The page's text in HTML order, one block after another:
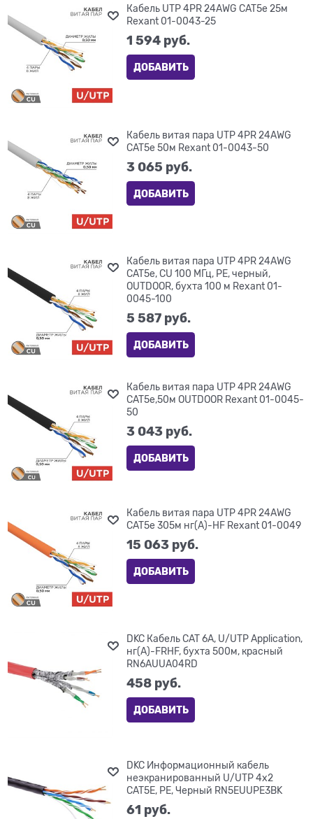
Кабель UTP 4PR 24AWG CAT5e 25м
Rexant 01-0043-25
1 594 руб.
ДОБАВИТЬ
Кабель витая пара UTP 4PR 24AWG
CAT5e 50м Rexant 01-0043-50
3 065 руб.
ДОБАВИТЬ
Кабель витая пара UTP 4PR 24AWG
CAT5e, CU 100 МГц, PE, черный,
OUTDOOR, бухта 100 м Rexant 01-
0045-100
5 587 руб.
ДОБАВИТЬ
Кабель витая пара UTP 4PR 24AWG
CAT5e,50м OUTDOOR Rexant 01-0045-
50
3 043 руб.
ДОБАВИТЬ
Кабель витая пара UTP 4PR 24AWG
CAT5e 305м нг(А)-HF Rexant 01-0049
15 063 руб.
ДОБАВИТЬ
DKC Кабель CAT 6A, U/UTP Application,
нг(А)-FRHF, бухта 500м, красный
RN6AUUA04RD
458 руб.
ДОБАВИТЬ
DKC Информационный кабель
неэкранированный U/UTP 4х2
CAT5E, PE, Черный RN5EUUPE3BK
61 руб.